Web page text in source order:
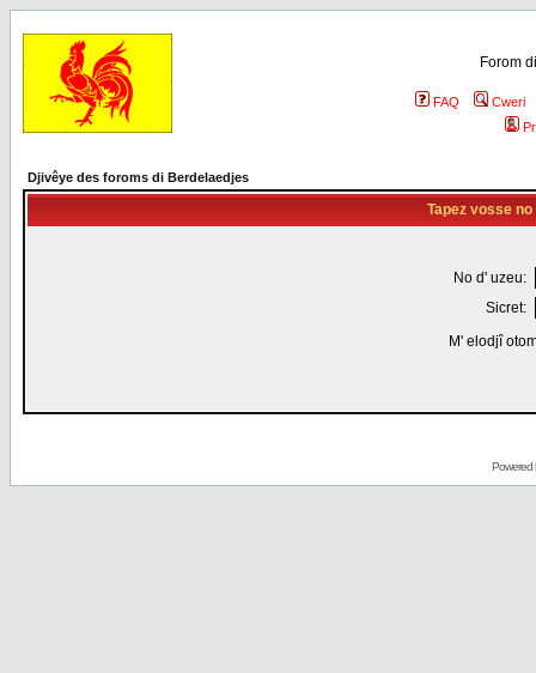
Forom
FAQ
Cweri
Djivêye des foroms di Berdelaedjes
Tapez vosse
No d' uzeu:
Sicret:
M' elodjî
Powered